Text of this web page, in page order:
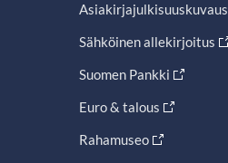
Asiakirjajulkisuuskuvaus
Sähköinen allekirjoitus
Suomen Pankki
Euro & talous
Rahamuseo